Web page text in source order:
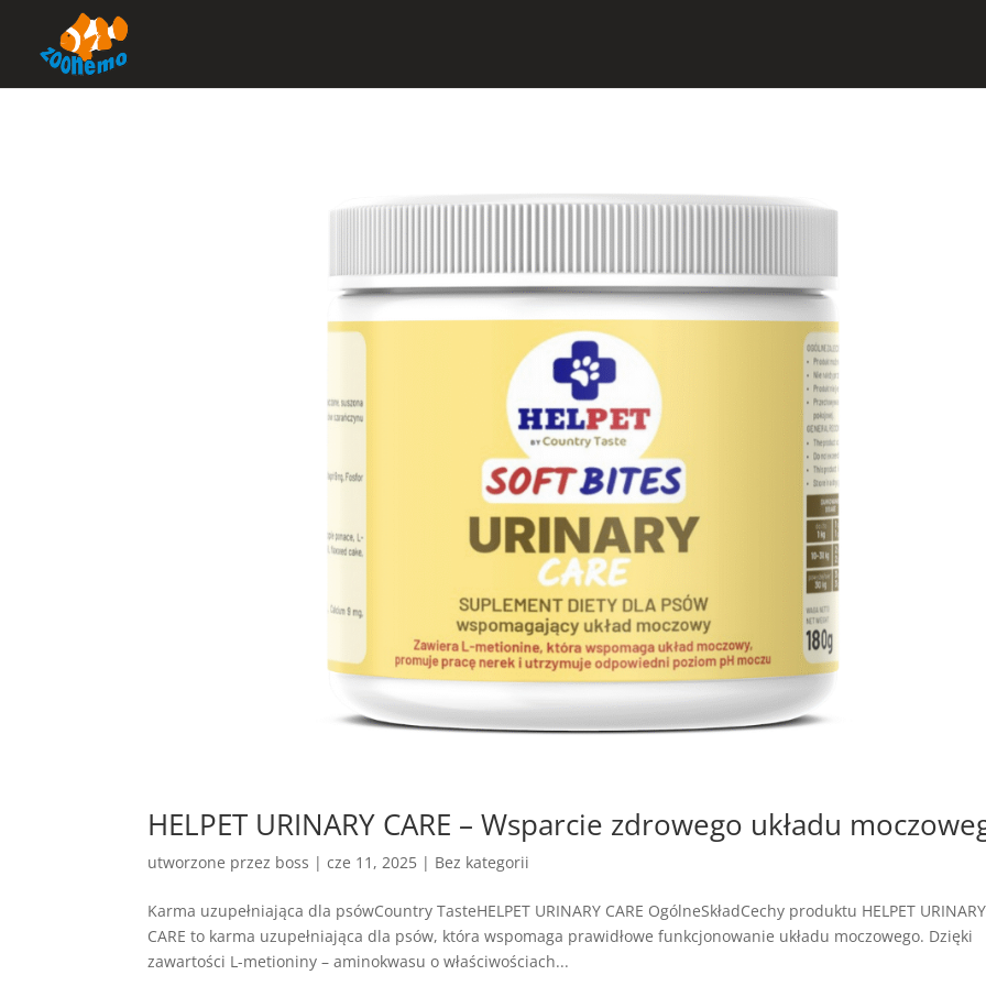
HELPET URINARY CARE – Wsparcie zdrowego układu
utworzone przez boss |cze 11, 2025 | Bez kategorii
Karma uzupełniająca dla psówCountry TasteHELPET URINARY CARE OgólneSkładCechy produktu HELPET URINARY
CARE to karma uzupełniająca dla psów, która wspomaga prawidłowe funkcjonowanie układu moczowego. Dzięki
zawartości L-metioniny – aminokwasu o właściwościach...